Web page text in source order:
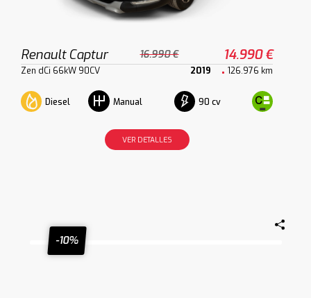
Renault Captur 16.990 € 14.990 €
Zen dCi 66kW 90CV 2019 126.976 km
Diesel Manual 90 cv
VER DETALLES
-10%